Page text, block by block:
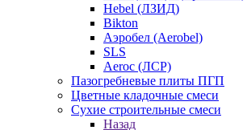
Hebel (ЛЗИД)
Bikton
Аэробел (Aerobel)
SLS
Aeroc (ЛСР)
Пазогребневые плиты ПГП
Цветные кладочные смеси
Сухие строительные смеси
Назад